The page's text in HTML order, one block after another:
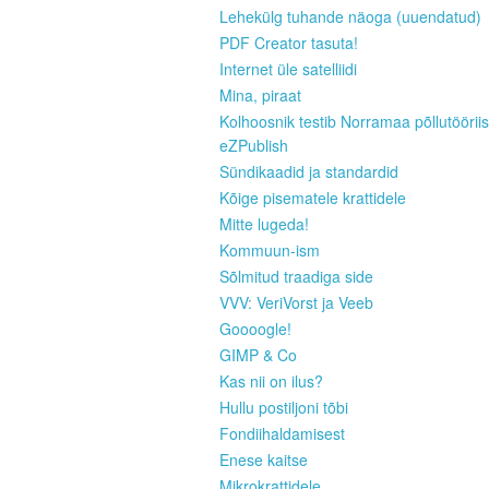
Lehekülg tuhande näoga (uuendatud)
PDF Creator tasuta!
Internet üle satelliidi
Mina, piraat
Kolhoosnik testib Norramaa
eZPublish
Sündikaadid ja standardid
Kõige pisematele krattidele
Mitte lugeda!
Kommuun-ism
Sõlmitud traadiga side
VVV: VeriVorst ja Veeb
Goooogle!
GIMP & Co
Kas nii on ilus?
Hullu postiljoni tõbi
Fondiihaldamisest
Enese kaitse